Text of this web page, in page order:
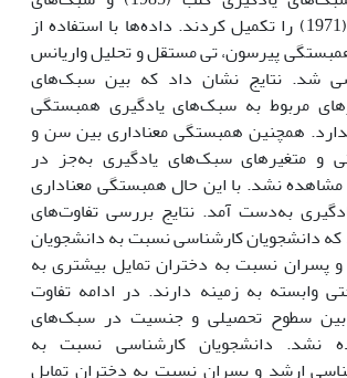
شناختی ویتکین (1971) را تکمیل کردند. داده‌ها با استفاده از
پیرسون، تی‌ مستقل و تحلیل واریانس
شد. نتایج نشان داد که بین سبک‌های
مربوط به سبک‌های یادگیری همبستگی
همچنین همبستگی معناداری بین سن و
و متغیرهای سبک‌های یادگیری به‌جز در
نشد. با این حال همبستگی معناداری
به‌دست آمد. نتایج بررسی تفاوت‌های
دانشجویان کارشناسی نسبت به دانشجویان
پسران نسبت به دختران تمایل بیشتری به
به زمینه دارند. در ادامه تفاوت
بین سطوح تحصیلی و جنسیت در سبک‌های
نشد. دانشجویان کارشناسی نسبت به
ارشد و پسران نسبت به دختران تمایل